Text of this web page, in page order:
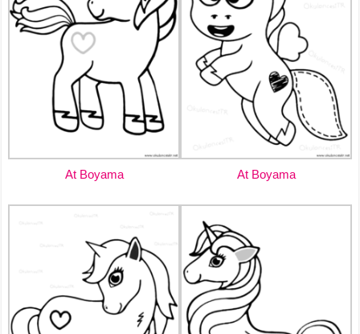
At Boyama At Boyama